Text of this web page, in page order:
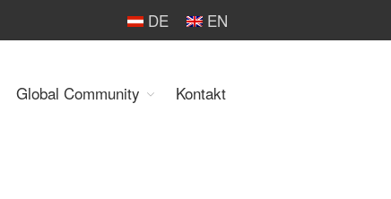
Organisation
DE EN
Global Community Kontakt